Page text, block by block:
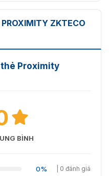
hỗ trợ miễn phí về
giá nhanh nhất qua số
ZKTECO
Proximity
BÌNH
0% | 0 đánh giá